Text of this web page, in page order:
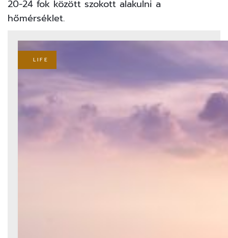
20-24 fok között szokott alakulni a
hőmérséklet.
LIFE